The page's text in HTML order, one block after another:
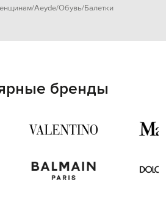
Aeyde Обувь Балетки
бренды